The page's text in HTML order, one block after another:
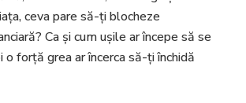
ceva pare să-ți blocheze
Ca și cum ușile ar începe să se
o forță grea ar încerca să-ți închidă